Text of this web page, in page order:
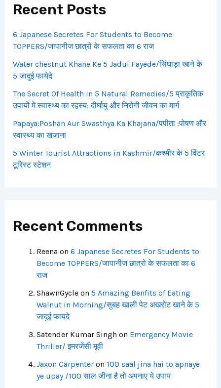
Recent Posts
6 Japanese Secretes For Students to Become
TOPPERS/जापानीज छात्रो के सफलता का 6 राज
Water chestnut Khane Ke 5 Jadui Fayede/सिंघाड़ा खाने के
5 जादुई फायेदे
The Secret Of Health in 5 Natural Remedies/5 प्राकृतिक
उपायों में स्वास्थ्य का रहस्य: दीर्घायु और निरोगी जीवन का मार्ग
Papaya:Poshan Aur Swasthya Ka Khajana/पपीता :पोषण और
स्वास्थ्य का खजाना
5 Winter Tourist Attractions in Kashmir/कश्मीर के 5 विंटर
टूरिस्ट स्टेशन
Recent Comments
Reena on6 Japanese Secretes For Students to
Become TOPPERS/जापानीज छात्रो के सफलता का 6
राज
ShawnGycle on5 Amazing Benfits of Eating
Walnut in Morning/सुबह खाली पेट अखरोट खाने के 5
जादुई फायदे
Satender Kumar Singh on Emergency Movie
Thriller/ इमरजेंसी मूवी
Jaxon Carpenter on 100 saal jina hai to apnaye
ye upay /100 साल जीना है तो अपनाए ये उपाय